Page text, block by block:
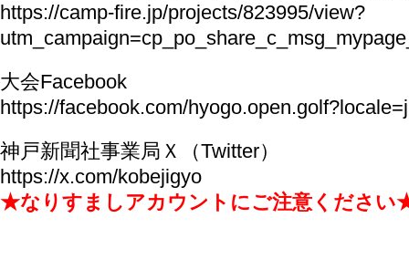
https://camp-fire.jp/projects/823995/view?
大会Facebook
https://facebook.com/
神戸新聞社事業局Ｘ（Twitter）
https://x.com/kobejigyo
★なりすましアカウントにご注意ください